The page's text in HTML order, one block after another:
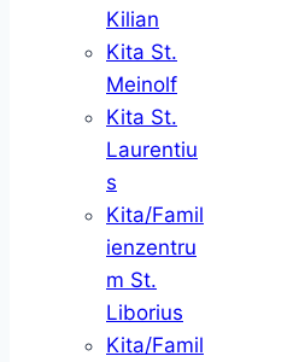
Kilian
Kita St.
Meinolf
Kita St.
Laurentiu
s
Kita/Famil
ienzentru
m St.
Liborius
Kita/Famil